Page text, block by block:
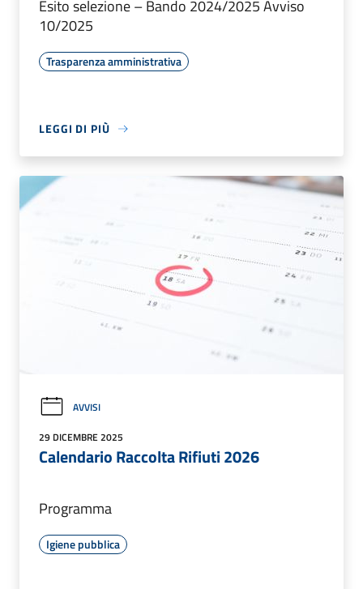
Esito selezione – Bando 2024/2025 Avviso
10/2025
Trasparenza amministrativa
LEGGI DI PIÙ
AVVISI
29 DICEMBRE 2025
Calendario Raccolta Rifiuti 2026
Programma
Igiene pubblica